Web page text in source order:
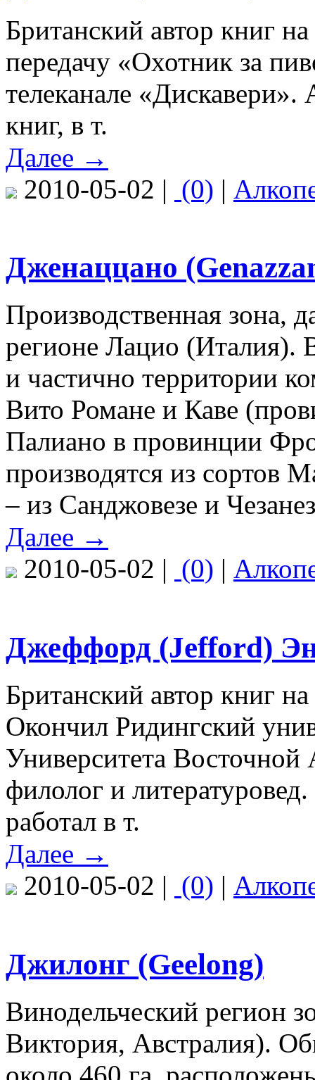
Британский автор книг
передачу «Охотник за
телеканале «Дискавери».
книг, в т.
Далее →
2010-05-02 | (0) |
Дженаццано
Производственная зона,
регионе Лацио (Италия).
и частично территории
Вито Романе и Каве
Палиано в провинции
производятся из сортов
– из Санджовезе и
Далее →
2010-05-02 | (0) |
Джеффорд (Jefford)
Британский автор книг
Окончил Ридингский
Университета Восточной
филолог и
работал в т.
Далее →
2010-05-02 | (0) |
Джилонг (Geelong)
Винодельческий регион
Виктория, Австралия).